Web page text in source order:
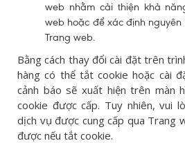
web nhằm cải thiện khả
web hoặc để xác định
Trang web.
Bằng cách thay đổi cài đặt trên
hàng có thể tắt cookie hoặc cài
cảnh báo sẽ xuất hiện trên màn
cookie được cấp. Tuy nhiên, vui
dịch vụ được cung cấp qua Trang
được nếu tắt cookie.